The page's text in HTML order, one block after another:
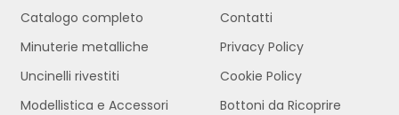
Catalogo completo
Minuterie metalliche
Uncinelli rivestiti
Modellistica e Accessori
Contatti
Privacy Policy
Cookie Policy
Bottoni da Ricoprire